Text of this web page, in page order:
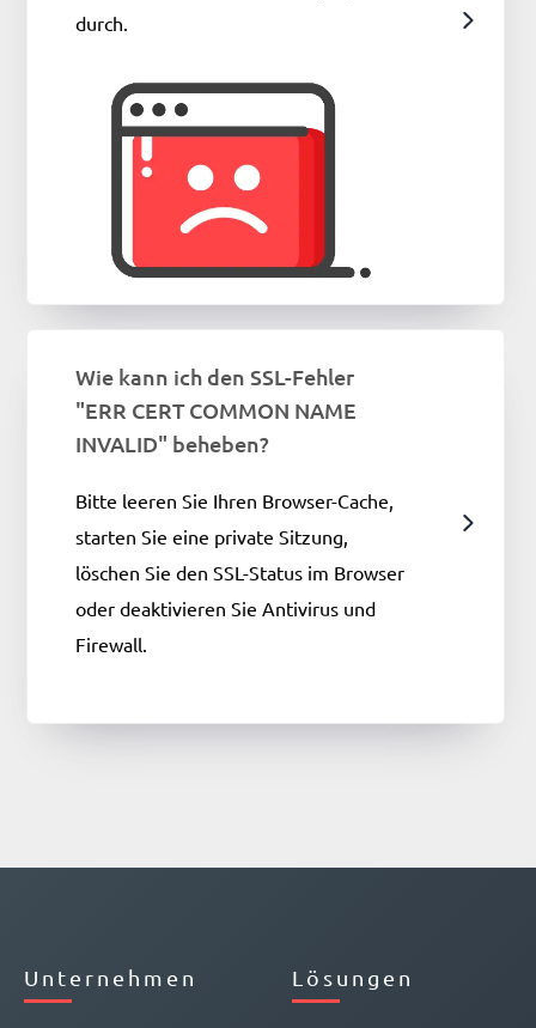
durch.
Wie kann ich den SSL-Fehler
"ERR CERT COMMON NAME
INVALID" beheben?
Bitte leeren Sie Ihren Browser-Cache,
starten Sie eine private Sitzung,
löschen Sie den SSL-Status im Browser
oder deaktivieren Sie Antivirus und
Firewall.
Unternehmen Lösungen